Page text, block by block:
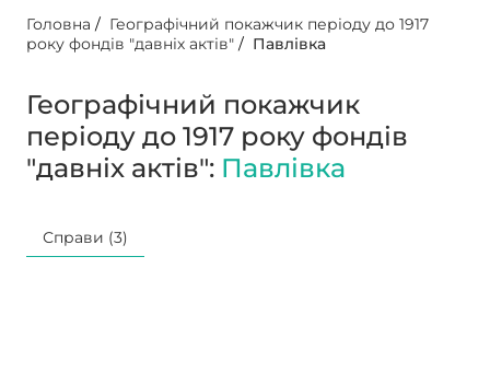
Головна / Географічний покажчик періоду до 1917
року фондів "давніх актів" / Павлівка
Географічний покажчик
періоду до 1917 року фондів
"давніх актів": Павлівка
Справи (3)